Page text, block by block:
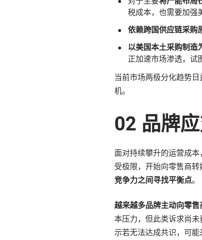
税成本，也需要加强
依赖跨国供应链采购
以美国本土采购制造
正加速市场渗透，试
当前市场两极分化趋势
机。
02 品牌
面对持续攀升的运营成
受极限，开始向零售商
竞争力之间寻找平衡点。
越来越多品牌主动向零售
本压力，但此类诉求尚未
示若无法达成共识，可能